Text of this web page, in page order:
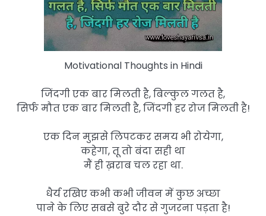
Motivational Thoughts in Hindi
जिंदगी एक बार मिलती है, बिल्कुल गलत है,
सिर्फ मौत एक बार मिलती है, जिंदगी हर रोज मिलती है!
एक दिन मुझसे लिपटकर समय भी रोयेगा,
कहेगा, तू तो बंदा सही था
मैं ही ख़राब चल रहा था.
धैर्य रखिए कभी कभी जीवन में कुछ अच्छा
पाने के लिए सबसे बुरे दौर से गुजरना पड़ता है!